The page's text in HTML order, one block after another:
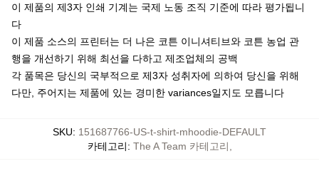
이 제품의 제3자 인쇄 기계는 국제 노동 조직 기준에 따라 평가됩니
다
이 제품 소스의 프린터는 더 나은 코튼 이니셔티브와 코튼 농업 관
행을 개선하기 위해 최선을 다하고 제조업체의 공백
각 품목은 당신의 국부적으로 제3자 성취자에 의하여 당신을 위해
다만, 주어지는 제품에 있는 경미한 variances일지도 모릅니다
SKU: 151687766-US-t-shirt-mhoodie-DEFAULT
카테고리: The A Team 카테고리